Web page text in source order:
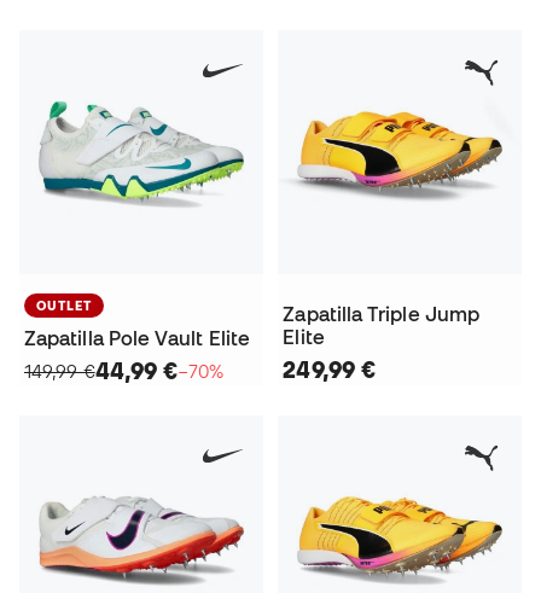
OUTLET
Zapatilla Pole Vault Elite
149,99 €44,99 €−70%
Zapatilla Triple Jump
Elite
249,99 €